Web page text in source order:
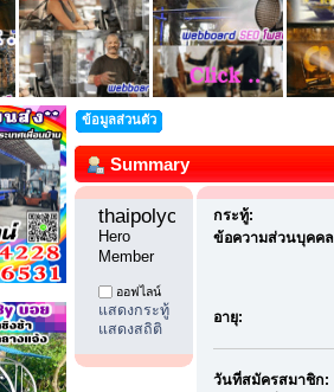
ข้อมูลส่วนตัว
Summary
thaipolychem888
Hero
Member
ออฟไลน์
แสดงกระทู้
แสดงสถิติ
กระทู้:
ข้อความส่วนบุคค
อายุ:
วันที่สมัครสมาชิก: